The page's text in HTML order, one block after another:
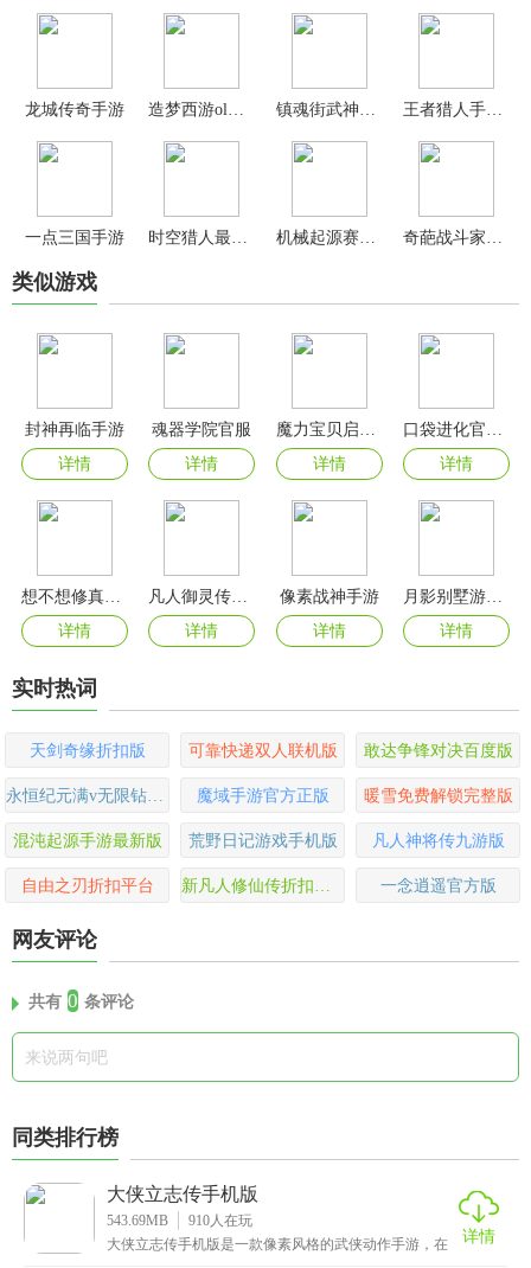
龙城传奇手游
一点三国手游 时空猎人最新版本 机械起源赛博世界手游 奇葩战斗家国际服
类似游戏
封神再临手游
详情
魂器学院官服
详情
详情
详情
想不想修真官方版
详情
凡人御灵传官方版
详情
像素战神手游
详情
月影别墅游戏官方版
详情
实时热词
天剑奇缘折扣版 可靠快递双人联机版 敢达争锋对决百度版
永恒纪元满v无限钻石版 魔域手游官方正版 暖雪免费解锁完整版
混沌起源手游最新版 荒野日记游戏手机版 凡人神将传九游版
自由之刃折扣平台 新凡人修仙传折扣平台 一念逍遥官方版
网友评论
共有 0 条评论
同类排行榜
大侠立志传手机版
543.69MB 910人在玩
大侠立志传手机版是一款像素风格的武侠动作手游，在
详情